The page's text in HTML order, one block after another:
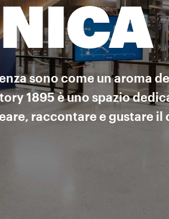
sono come un aroma
1895 è uno spazio
raccontare e gustare il